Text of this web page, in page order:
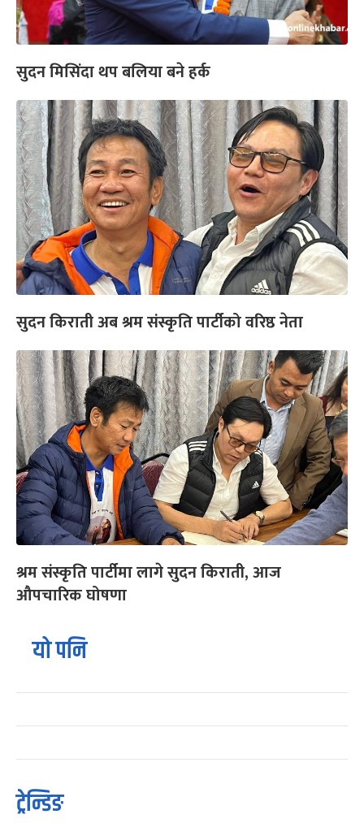
सुदन मिसिंदा थप बलिया बने हर्क
सुदन किराती अब श्रम संस्कृति पार्टीको वरिष्ठ नेता
श्रम संस्कृति पार्टीमा लागे सुदन किराती, आज
औपचारिक घोषणा
यो पनि
ट्रेन्डिङ